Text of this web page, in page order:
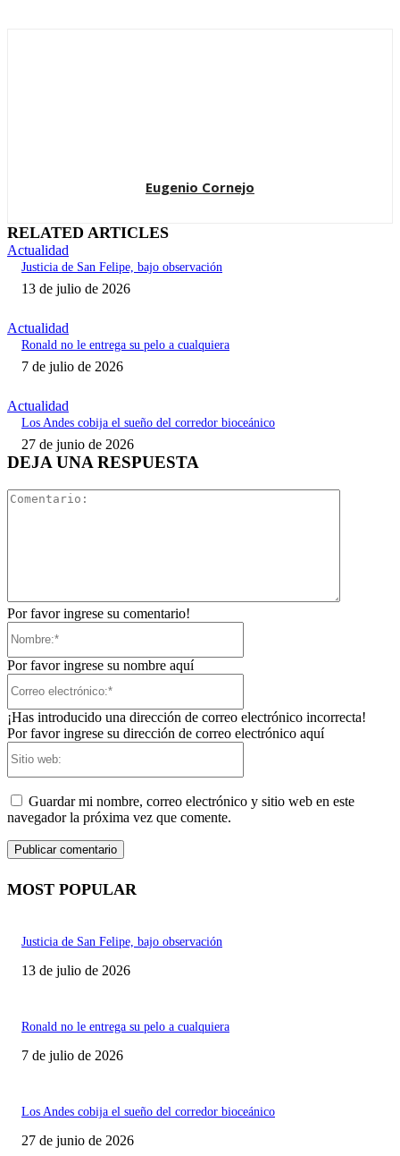
Eugenio Cornejo
RELATED ARTICLES
Actualidad
Justicia de San Felipe, bajo observación
13 de julio de 2026
Actualidad
Ronald no le entrega su pelo a cualquiera
7 de julio de 2026
Actualidad
Los Andes cobija el sueño del corredor bioceánico
27 de junio de 2026
DEJA UNA RESPUESTA
Por favor ingrese su comentario!
Por favor ingrese su nombre aquí
¡Has introducido una dirección de correo electrónico incorrecta!
Por favor ingrese su dirección de correo electrónico aquí
Guardar mi nombre, correo electrónico y sitio web en este
navegador la próxima vez que comente.
MOST POPULAR
Justicia de San Felipe, bajo observación
13 de julio de 2026
Ronald no le entrega su pelo a cualquiera
7 de julio de 2026
Los Andes cobija el sueño del corredor bioceánico
27 de junio de 2026